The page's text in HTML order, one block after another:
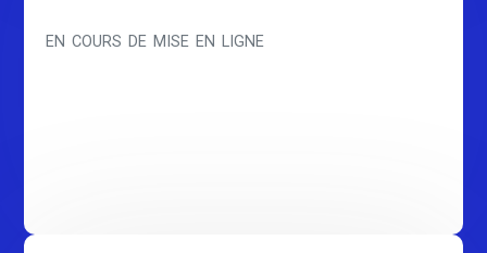
EN COURS DE MISE EN LIGNE